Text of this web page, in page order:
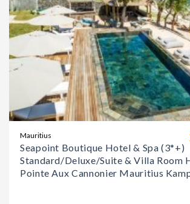
Mauritius
Seapoint Boutique Hotel & Spa (3*+)
Standard/Deluxe/Suite & Villa Room
Pointe Aux Cannonier Mauritius